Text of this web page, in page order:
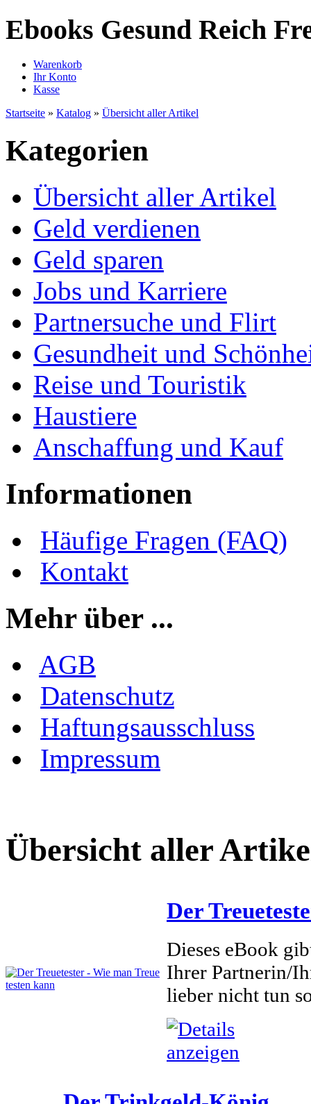
Ebooks Gesund Reich
Warenkorb
Ihr Konto
Kasse
Startseite » Katalog » Übersicht aller Artikel
Kategorien
Übersicht aller Artikel
Geld verdienen
Geld sparen
Jobs und Karriere
Partnersuche und Flirt
Gesundheit und
Reise und Touristik
Haustiere
Anschaffung und Kauf
Informationen
Häufige Fragen (FAQ)
Kontakt
Mehr über ...
AGB
Datenschutz
Haftungsausschluss
Impressum
Übersicht aller
Der
Dieses eBook
Ihrer Partnerin/
lieber nicht tun